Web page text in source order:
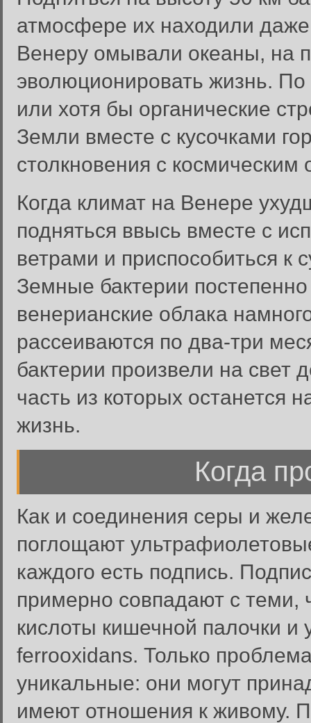
атмосфере их находили
Венеру омывали океаны, на
эволюционировать жизнь.
или хотя бы органические
Земли вместе с кусочками
столкновения с космическим
Когда климат на Венере
подняться ввысь вместе с
ветрами и приспособиться к
Земные бактерии
венерианские облака
рассеиваются по два-три
бактерии произвели на свет
часть из которых останется
жизнь.
Когда
Как и соединения серы и
поглощают
каждого есть подпись.
примерно совпадают с теми,
кислоты кишечной палочки
ferrooxidans. Только
уникальные: они могут
имеют отношения к живому.